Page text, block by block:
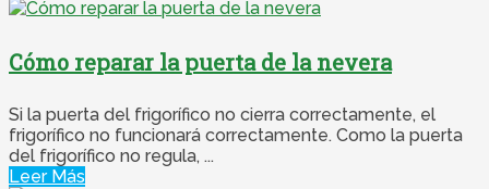
Cómo reparar la puerta de la nevera
Si la puerta del frigorífico no cierra correctamente, el
frigorífico no funcionará correctamente. Como la puerta
del frigorífico no regula, ...
Leer Más